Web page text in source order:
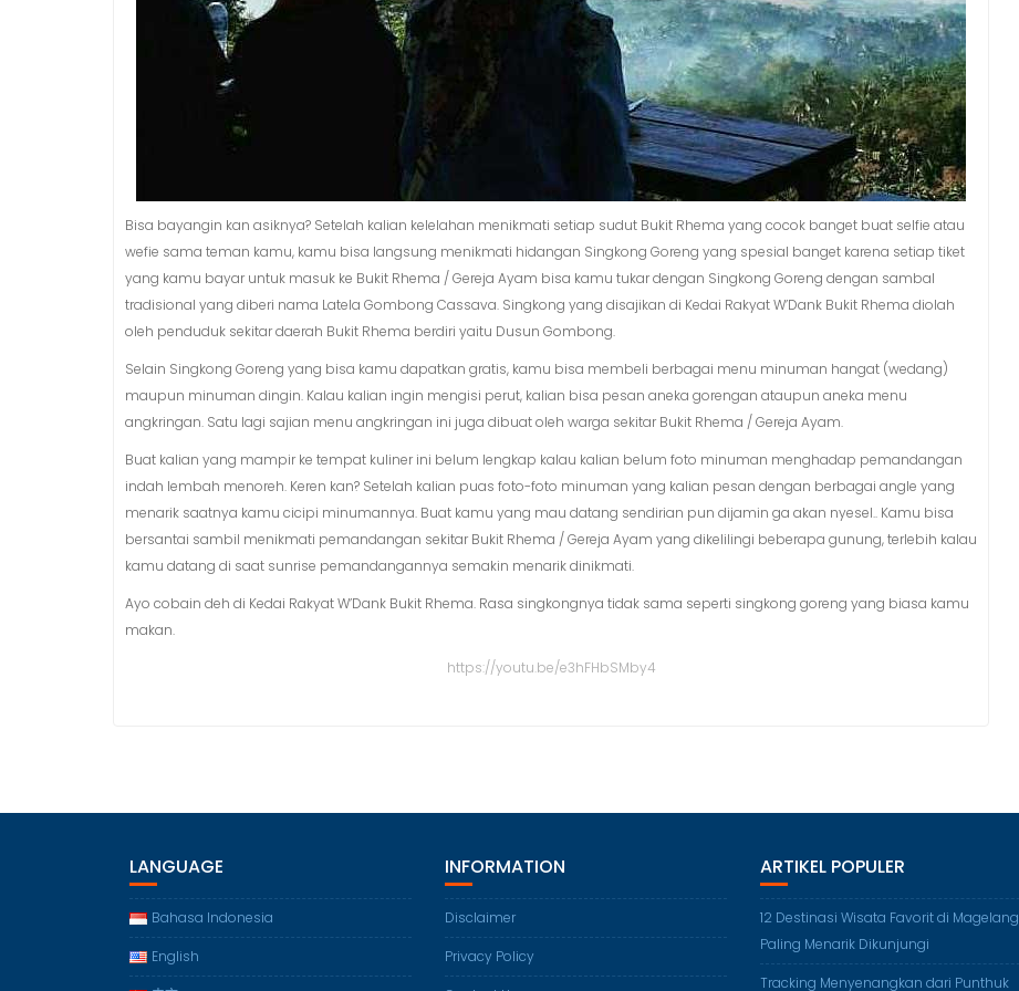
Bisa bayangin kan asiknya? Setelah kalian kelelahan menikmati setiap sudut Bukit Rhema yang cocok banget buat selfie atau
wefie sama teman kamu, kamu bisa langsung menikmati hidangan Singkong Goreng yang spesial banget karena setiap tiket
yang kamu bayar untuk masuk ke Bukit Rhema / Gereja Ayam bisa kamu tukar dengan Singkong Goreng dengan sambal
tradisional yang diberi nama Latela Gombong Cassava. Singkong yang disajikan di Kedai Rakyat W’Dank Bukit Rhema diolah
oleh penduduk sekitar daerah Bukit Rhema berdiri yaitu Dusun Gombong.
Selain Singkong Goreng yang bisa kamu dapatkan gratis, kamu bisa membeli berbagai menu minuman hangat (wedang)
maupun minuman dingin. Kalau kalian ingin mengisi perut, kalian bisa pesan aneka gorengan ataupun aneka menu
angkringan. Satu lagi sajian menu angkringan ini juga dibuat oleh warga sekitar Bukit Rhema / Gereja Ayam.
Buat kalian yang mampir ke tempat kuliner ini belum lengkap kalau kalian belum foto minuman menghadap pemandangan
indah lembah menoreh. Keren kan? Setelah kalian puas foto-foto minuman yang kalian pesan dengan berbagai angle yang
menarik saatnya kamu cicipi minumannya. Buat kamu yang mau datang sendirian pun dijamin ga akan nyesel.. Kamu bisa
bersantai sambil menikmati pemandangan sekitar Bukit Rhema / Gereja Ayam yang dikelilingi beberapa gunung, terlebih kalau
kamu datang di saat sunrise pemandangannya semakin menarik dinikmati.
Ayo cobain deh di Kedai Rakyat W’Dank Bukit Rhema. Rasa singkongnya tidak sama seperti singkong goreng yang biasa kamu
makan.
https://youtu.be/e3hFHbSMby4
LANGUAGE
Bahasa Indonesia
English
INFORMATION
Disclaimer
Privacy Policy
ARTIKEL POPULER
12 Destinasi Wisata Favorit di Magelang
Paling Menarik Dikunjungi
Tracking Menyenangkan dari Punthuk